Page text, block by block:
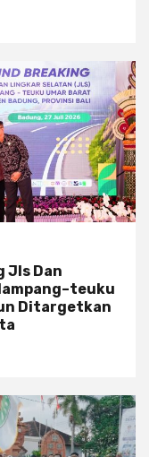
Jls Dan
Ditargetkan